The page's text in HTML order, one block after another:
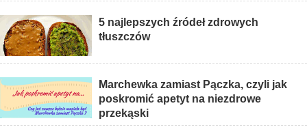
5 najlepszych źródeł zdrowych
tłuszczów
Marchewka zamiast Pączka, czyli jak
poskromić apetyt na niezdrowe
przekąski